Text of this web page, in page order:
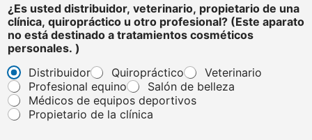
v
e
t
e
r
i
n
a
r
¿Es usted distribuidor, veterinario, propietario de una
clínica, quiropráctico u otro profesional? (Este aparato
no está destinado a tratamientos cosméticos
personales. )
Distribuidor
Quiropráctico
Veterinario
Profesional equino
Salón de belleza
Médicos de equipos deportivos
Propietario de la clínica